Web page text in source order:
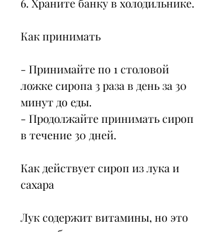
6. Храните банку в холодильнике.
Как принимать
- Принимайте по 1 столовой
ложке сиропа 3 раза в день за 30
минут до еды.
- Продолжайте принимать сироп
в течение 30 дней.
Как действует сироп из лука и
сахара
Лук содержит витамины, но это